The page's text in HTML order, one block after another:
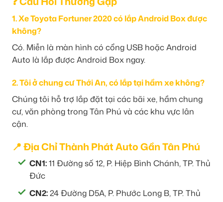
1. Xe Toyota Fortuner 2020 có lắp Android Box được
không?
Có. Miễn là màn hình có cổng USB hoặc Android
Auto là lắp được Android Box ngay.
2. Tôi ở chung cư Thới An, có lắp tại hầm xe không?
Chúng tôi hỗ trợ lắp đặt tại các bãi xe, hầm chung
cư, văn phòng trong Tân Phú và các khu vực lân
cận.
📍 Địa Chỉ Thành Phát Auto Gần Tân Phú
CN1:11 Đường số 12, P. Hiệp Bình Chánh, TP. Thủ
Đức
CN2:24 Đường D5A, P. Phước Long B, TP. Thủ